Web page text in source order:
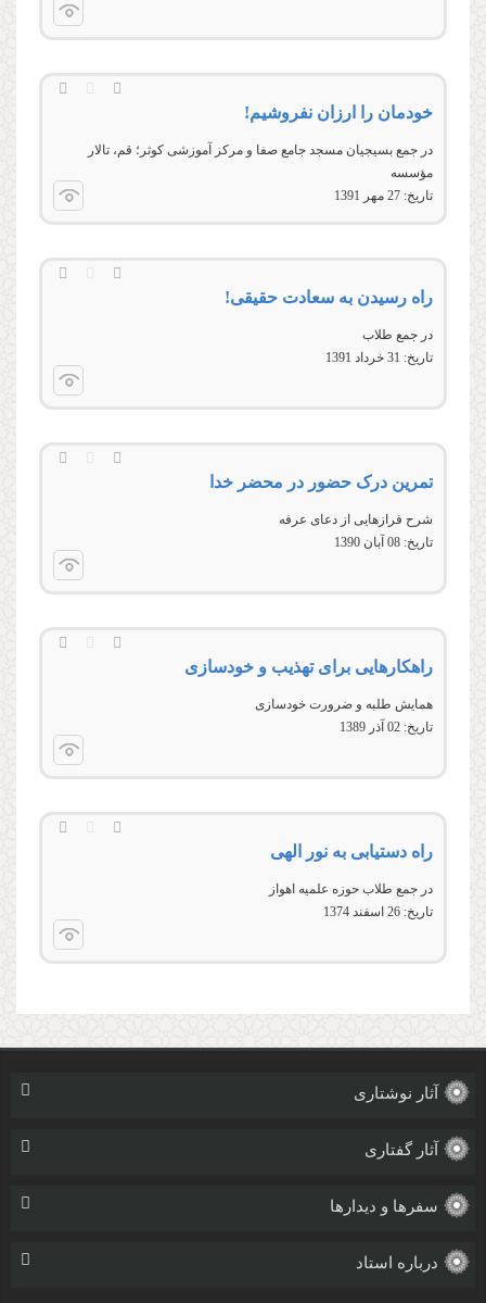
خودمان را ارزان نفروشیم!
در جمع بسيجيان مسجد جامع صفا و مرکز آموزشی کوثر؛ قم، تالار
مؤسسه
تاریخ: 27 مهر 1391
راه رسیدن به سعادت حقیقی!
در جمع طلاب
تاریخ: 31 خرداد 1391
تمرین درک حضور در محضر خدا
شرح فرازهایی از دعای عرفه
تاریخ: 08 آبان 1390
راهکارهایی برای تهذیب و خودسازی
همایش طلبه و ضرورت خودسازی
تاریخ: 02 آذر 1389
راه دستیابی به نور الهی
در جمع طلاب حوزه علمیه اهواز
تاریخ: 26 اسفند 1374
آثار نوشتاری
آثار گفتاری
سفرها و دیدارها
درباره استاد